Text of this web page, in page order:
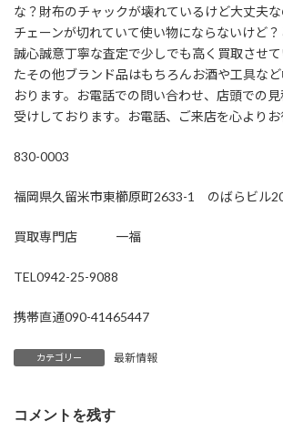
な？財布のチャックが壊れているけど大丈夫
チェーンが切れていて使い物にならないけど
誠心誠意丁寧な査定で少しでも高く買取させ
たその他ブランド品はもちろんお酒や工具な
おります。お電話での問い合わせ、店頭での
受けしております。お電話、ご来店を心よりお
830-0003
福岡県久留米市東櫛原町2633-1 のばらビル
買取専門店 一福
TEL0942-25-9088
携帯直通090-41465447
カテゴリー 最新情報
コメントを残す